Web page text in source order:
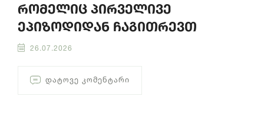
რომელიც პირველივე
ეპიზოდიდან ჩაგითრევთ
26.07.2026
ᲓᲐᲢᲝᲕᲔ ᲙᲝᲛᲔᲜᲢᲐᲠᲘ